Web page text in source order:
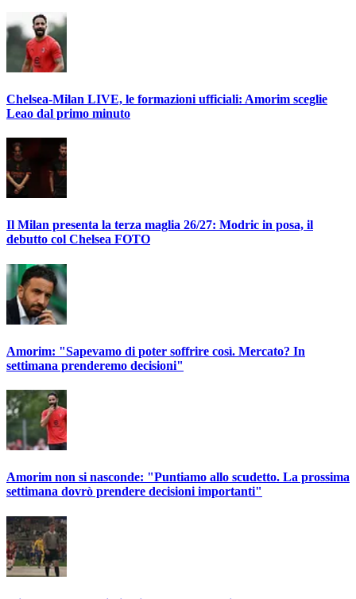
Chelsea-Milan LIVE, le formazioni ufficiali: Amorim sceglie
Leao dal primo minuto
Il Milan presenta la terza maglia 26/27: Modric in posa, il
debutto col Chelsea FOTO
Amorim: "Sapevamo di poter soffrire così. Mercato? In
settimana prenderemo decisioni"
Amorim non si nasconde: "Puntiamo allo scudetto. La prossima
settimana dovrò prendere decisioni importanti"